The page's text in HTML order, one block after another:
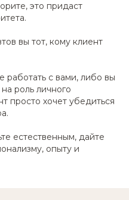
это придаст
вы тот, кому клиент
с вами, либо вы
роль личного
просто хочет убедиться
естественным, дайте
опыту и